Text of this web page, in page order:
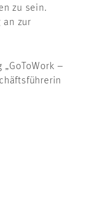
zu sein.
an zur
–